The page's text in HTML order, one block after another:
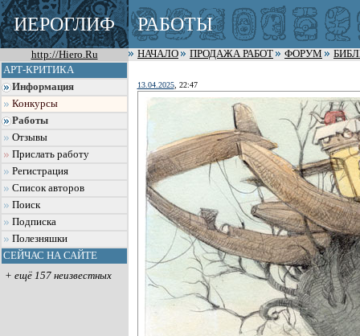
ИЕРОГЛИФ РАБОТЫ
http://Hiero.Ru НАЧАЛО ПРОДАЖА РАБОТ ФОРУМ
АРТ-КРИТИКА
Информация
Конкурсы
Работы
Отзывы
Прислать работу
Регистрация
Список авторов
Поиск
Подписка
Полезняшки
СЕЙЧАС НА САЙТЕ
+ ещё 157 неизвестных
13.04.2025, 22:47